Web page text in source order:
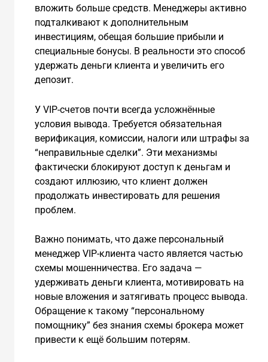
вложить больше средств. Менеджеры активно
подталкивают к дополнительным
инвестициям, обещая большие прибыли и
специальные бонусы. В реальности это способ
удержать деньги клиента и увеличить его
депозит.
У VIP-счетов почти всегда усложнённые
условия вывода. Требуется обязательная
верификация, комиссии, налоги или штрафы за
“неправильные сделки”. Эти механизмы
фактически блокируют доступ к деньгам и
создают иллюзию, что клиент должен
продолжать инвестировать для решения
проблем.
Важно понимать, что даже персональный
менеджер VIP-клиента часто является частью
схемы мошенничества. Его задача —
удерживать деньги клиента, мотивировать на
новые вложения и затягивать процесс вывода.
Обращение к такому “персональному
помощнику” без знания схемы брокера может
привести к ещё большим потерям.